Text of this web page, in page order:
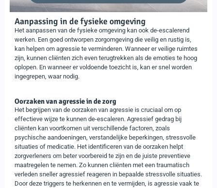
Aanpassing in de fysieke omgeving
Het aanpassen van de fysieke omgeving kan ook de-escalerend
werken. Een goed ontworpen zorgomgeving die veilig en rustig is,
kan helpen om agressie te verminderen. Wanneer er veilige ruimtes
zijn, kunnen cliënten zich even terugtrekken als de emoties te hoog
oplopen. En wanneer er voldoende toezicht is, kan er snel worden
ingegrepen, waar nodig.
Oorzaken van agressie in de zorg
Het begrijpen van de oorzaken van agressie is cruciaal om op
effectieve wijze te kunnen de-escaleren. Agressief gedrag bij
cliënten kan voortkomen uit verschillende factoren, zoals
psychische aandoeningen, verstandelijke beperkingen, stressvolle
situaties of medicatie. Het identificeren van de oorzaken helpt
zorgverleners om beter voorbereid te zijn en de juiste preventieve
maatregelen te nemen. Zo kunnen cliënten met een traumatisch
verleden sneller agressief reageren in bepaalde stressvolle situaties.
Door deze triggers te herkennen en te vermijden, is agressie vaak te